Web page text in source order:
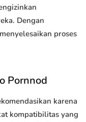
Dengan
proses
Pornnod
karena
kompatibilitas yang